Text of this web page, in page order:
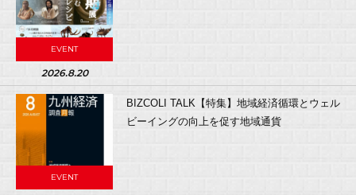
EVENT
2026.8.20
EVENT
BIZCOLI TALK【特集】地域経済循環とウェル
ビーイングの向上を促す地域通貨